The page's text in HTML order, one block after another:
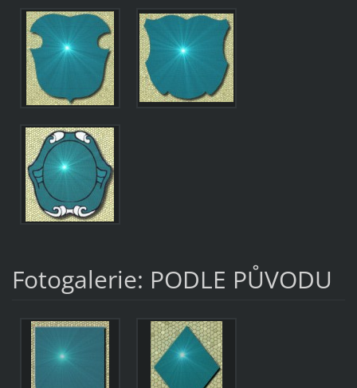
Fotogalerie: PODLE PŮVODU